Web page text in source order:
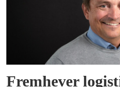
Fremhever